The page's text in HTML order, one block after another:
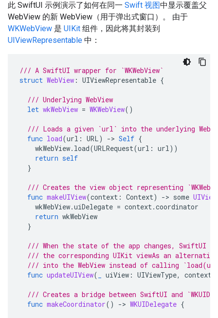
此 SwiftUI 示例演示了如何在同一 Swift 视图中显示覆盖父
WebView 的新 WebView（用于弹出式窗口）。 由于
WKWebView 是 UIKit 组件，因此将其封装到
UIViewRepresentable 中：
/// A SwiftUI wrapper for `WKWebView`
struct WebView : UIViewRepresentable {
/// Underlying WebView
let wkWebView = WKWebView()
/// Loads a given `url` into the underlying
func load(url : URL) -> Self {
wkWebView. load(URLRequest(url : url))
return self
}
/// Creates the view object representing
func makeUIView(context : Context) -> some UIView
wkWebView.uiDelegate = context.coordinator
return wkWebView
}
/// When the state of the app changes, SwiftUI
/// the corresponding UIKit viewAs an
/// into the WebView instead of calling
func updateUIView( uiView : UIViewType, context
/// Creates a bridge between SwiftUI and
func makeCoordinator() -> WKUIDelegate {